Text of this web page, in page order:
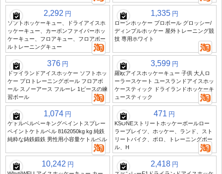
2,292 円
ソフトホッケーキュー、ドライアイスホ
ッケーキュー、カーボンファイバーホッ
ケーキュー、フロアキュー、フロアボー
ルトレーニングキュー
1,335 円
ローンホッケー プロボール グロッシー/
ディンプルホッケー 屋外トレーニング競
技 専用ホワイト
376 円
ドライランドアイスホッケー ソフトホッ
ケー プロトレーニングボール フロアボ
ール スノーアース フルーレ 1ピースの練
習ボール
3,599 円
羅欧アイスホッケーキュー 子供 大人ロ
ーラースケート ユースランドアイスホッ
ケースティック ドライランドホッケーキ
ュースティック
1,074 円
ケトルベルベーキングペイントスプレー
ペイントケトルベル 8162050kg kg 純鉄
純粋な鋳鉄鍛鉄 男性用小容量ケトルベル
471 円
KSONEストリートホッケーボールロー
ラーブレイツ、ホッケー、ランド、スト
リートバイク、ポロ、トレーニングボー
ル、H
10,242 円 2,418 円